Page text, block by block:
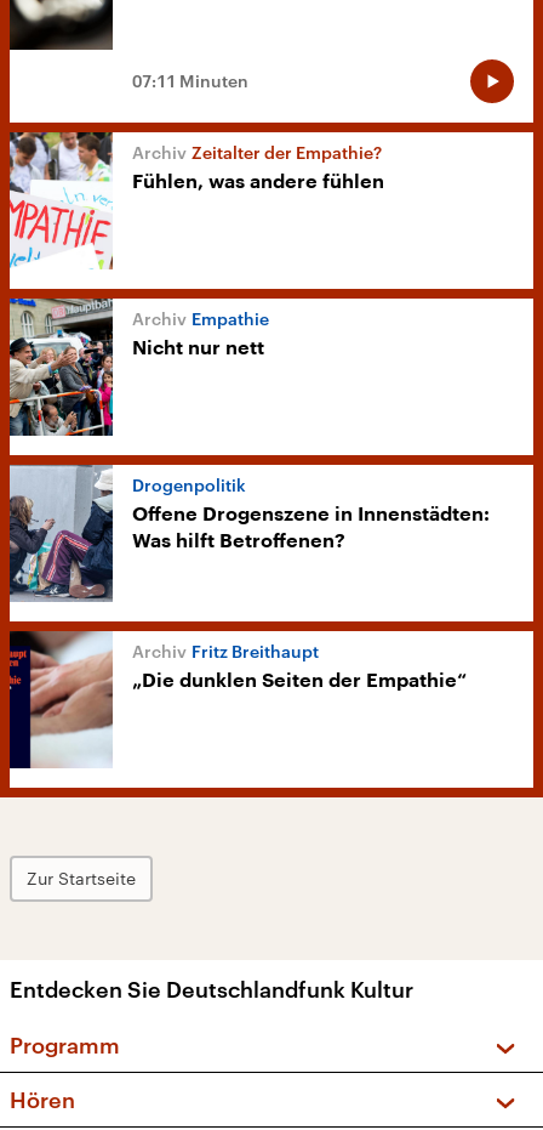
07:11 Minuten
Zeitalter der Empathie?
Fühlen, was andere fühlen
Empathie
Nicht nur nett
Drogenpolitik
Offene Drogenszene in Innenstädten:
Was hilft Betroffenen?
Fritz Breithaupt
„Die dunklen Seiten der Empathie“
Zur Startseite
Entdecken Sie Deutschlandfunk Kultur
Programm
Hören